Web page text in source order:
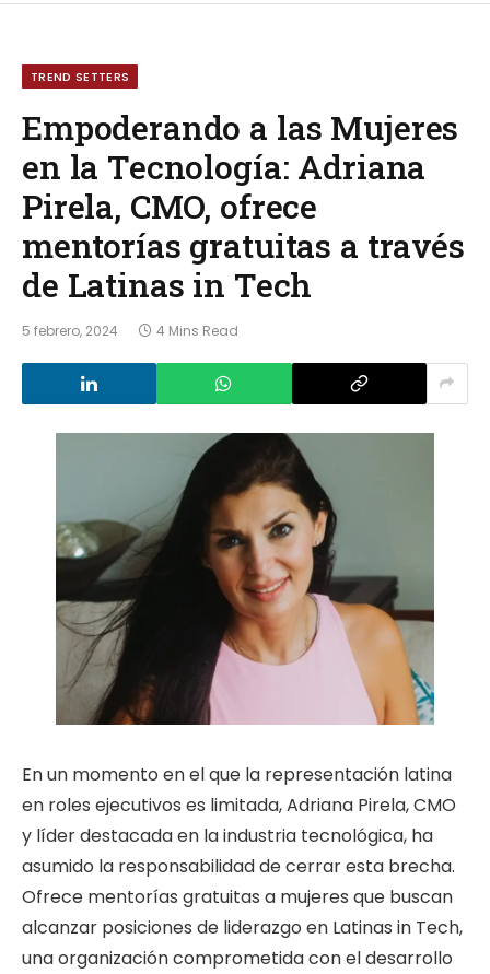
TREND SETTERS
Empoderando a las Mujeres
en la Tecnología: Adriana
Pirela, CMO, ofrece
mentorías gratuitas a través
de Latinas in Tech
5 febrero, 2024 4 Mins Read
En un momento en el que la representación latina
en roles ejecutivos es limitada, Adriana Pirela, CMO
y líder destacada en la industria tecnológica, ha
asumido la responsabilidad de cerrar esta brecha.
Ofrece mentorías gratuitas a mujeres que buscan
alcanzar posiciones de liderazgo en Latinas in Tech,
una organización comprometida con el desarrollo